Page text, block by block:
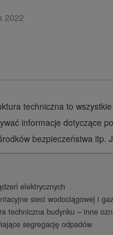
2022
techniczna to
informacje dotyczące
bezpieczeństwa itp.
elektrycznych
sieci wodociągowej i
techniczna budynku – inne
segregację odpadów